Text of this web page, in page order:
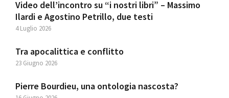
Video dell’incontro su “i nostri libri” – Massimo
Ilardi e Agostino Petrillo, due testi
4 Luglio 2026
Tra apocalittica e conflitto
23 Giugno 2026
Pierre Bourdieu, una ontologia nascosta?